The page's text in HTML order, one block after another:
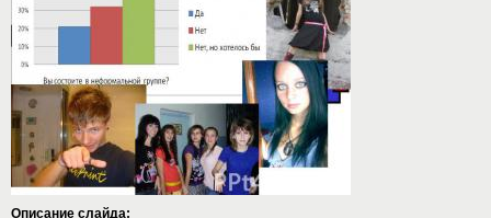
Описание слайда: